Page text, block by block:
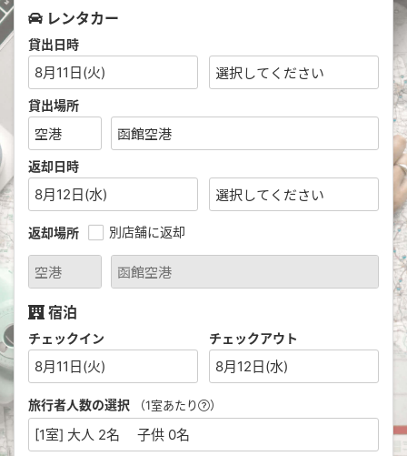
レンタカー
貸出日時
8月11日(火)
貸出場所
返却日時
8月12日(水)
返却場所 別店舗に返却
宿泊
チェックイン
8月11日(火)
チェックアウト
8月12日(水)
旅行者人数の選択 （1室あたり ）
[1室] 大人 2名 子供 0名